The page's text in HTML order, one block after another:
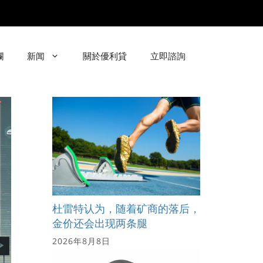
新闻 關於優利貸 立即諮詢
杜雷特认为，随着矿商的落后，
金价还会出现两条腿
2026年8月8日